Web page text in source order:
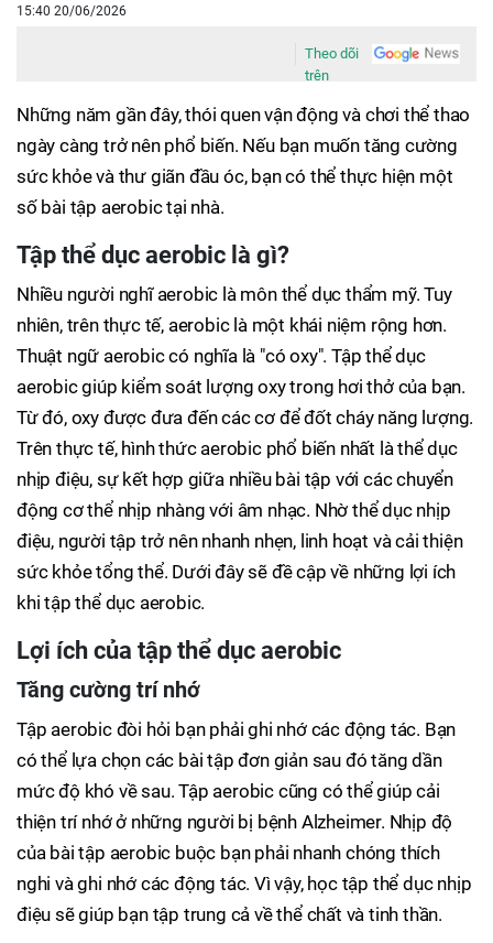
15:40 20/06/2026
Theo dõi
trên
Những năm gần đây, thói quen vận động và chơi thể thao
ngày càng trở nên phổ biến. Nếu bạn muốn tăng cường
sức khỏe và thư giãn đầu óc, bạn có thể thực hiện một
số bài tập aerobic tại nhà.
Tập thể dục aerobic là gì?
Nhiều người nghĩ aerobic là môn thể dục thẩm mỹ. Tuy
nhiên, trên thực tế, aerobic là một khái niệm rộng hơn.
Thuật ngữ aerobic có nghĩa là "có oxy". Tập thể dục
aerobic giúp kiểm soát lượng oxy trong hơi thở của bạn.
Từ đó, oxy được đưa đến các cơ để đốt cháy năng lượng.
Trên thực tế, hình thức aerobic phổ biến nhất là thể dục
nhịp điệu, sự kết hợp giữa nhiều bài tập với các chuyển
động cơ thể nhịp nhàng với âm nhạc. Nhờ thể dục nhịp
điệu, người tập trở nên nhanh nhẹn, linh hoạt và cải thiện
sức khỏe tổng thể. Dưới đây sẽ đề cập về những lợi ích
khi tập thể dục aerobic.
Lợi ích của tập thể dục aerobic
Tăng cường trí nhớ
Tập aerobic đòi hỏi bạn phải ghi nhớ các động tác. Bạn
có thể lựa chọn các bài tập đơn giản sau đó tăng dần
mức độ khó về sau. Tập aerobic cũng có thể giúp cải
thiện trí nhớ ở những người bị bệnh Alzheimer. Nhịp độ
của bài tập aerobic buộc bạn phải nhanh chóng thích
nghi và ghi nhớ các động tác. Vì vậy, học tập thể dục nhịp
điệu sẽ giúp bạn tập trung cả về thể chất và tinh thần.